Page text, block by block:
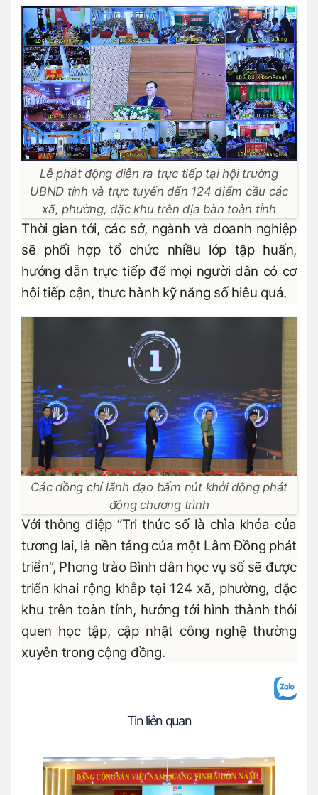
Lễ phát động diễn ra trực tiếp tại hội trường
UBND tỉnh và trực tuyến đến 124 điểm cầu các
xã, phường, đặc khu trên địa bàn toàn tỉnh
Thời gian tới, các sở, ngành và doanh nghiệp
sẽ phối hợp tổ chức nhiều lớp tập huấn,
hướng dẫn trực tiếp để mọi người dân có cơ
hội tiếp cận, thực hành kỹ năng số hiệu quả.
Các đồng chí lãnh đạo bấm nút khởi động phát
động chương trình
Với thông điệp “Tri thức số là chìa khóa của
tương lai, là nền tảng của một Lâm Đồng phát
triển”, Phong trào Bình dân học vụ số sẽ được
triển khai rộng khắp tại 124 xã, phường, đặc
khu trên toàn tỉnh, hướng tới hình thành thói
quen học tập, cập nhật công nghệ thường
xuyên trong cộng đồng.
Tin liên quan